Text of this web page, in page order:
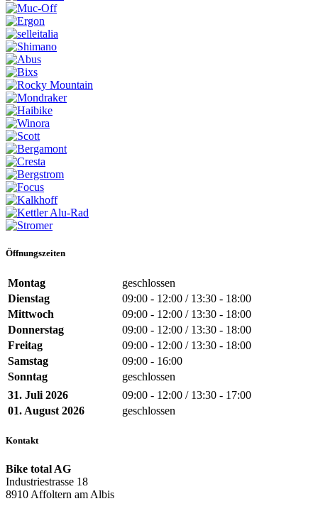
Öffnungszeiten
Montag
geschlossen
Dienstag
09:00 - 12:00 / 13:30 - 18:00
Mittwoch
09:00 - 12:00 / 13:30 - 18:00
Donnerstag
09:00 - 12:00 / 13:30 - 18:00
Freitag
09:00 - 12:00 / 13:30 - 18:00
Samstag
09:00 - 16:00
Sonntag
geschlossen
31. Juli 2026
09:00 - 12:00 / 13:30 - 17:00
01. August 2026
geschlossen
Kontakt
Bike total AG
Industriestrasse 18
8910 Affoltern am Albis